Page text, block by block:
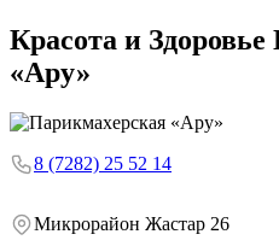
Красота и Здоровье
«Ару»
8 (7282) 25 52 14
Микрорайон Жастар 26